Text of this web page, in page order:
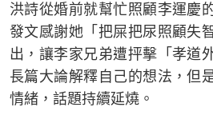
洪詩從婚前就幫忙照顧李運慶
發文感謝她「把屎把尿照顧失
出，讓李家兄弟遭抨擊「孝道
長篇大論解釋自己的想法，但
情緒，話題持續延燒。